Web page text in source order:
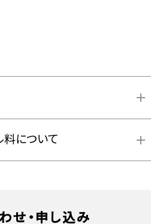
詳細はこちら
料について
せ・申し込み